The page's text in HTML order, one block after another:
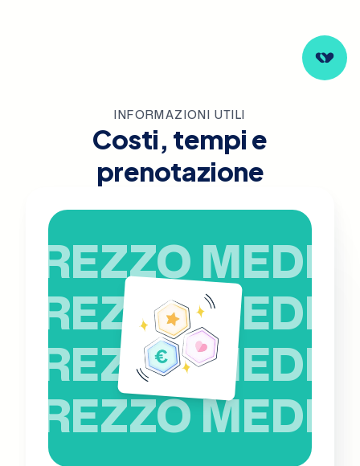
INFORMAZIONI UTILI
Costi, tempi e
prenotazione
PREZZO MEDIO
PREZZO MEDIO
PREZZO MEDIO
PREZZO MEDIO